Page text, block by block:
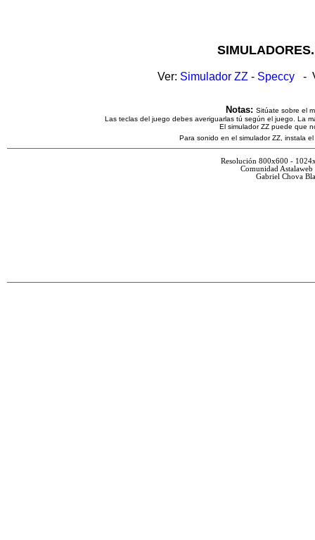
Ver: Simulador ZZ - Speccy -
Notas: Sitúate sobre el
Las teclas del juego debes averiguarlas tú según el juego. La
El simulador ZZ puede que
Para sonido en el simulador ZZ, instala
Resolución 800x600 -
Comunidad
Gabriel Chova